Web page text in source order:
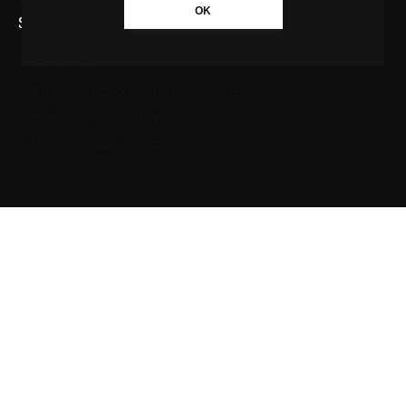
OK
SAIBA MAIS SOBRE A AGÊNCIA GBC